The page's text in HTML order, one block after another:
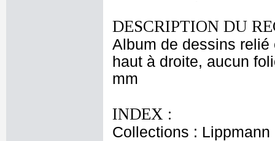
DESCRIPTION DU
Album de dessins
haut à droite, aucun
mm
INDEX :
Collections : Lippmann